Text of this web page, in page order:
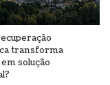
transforma
solução